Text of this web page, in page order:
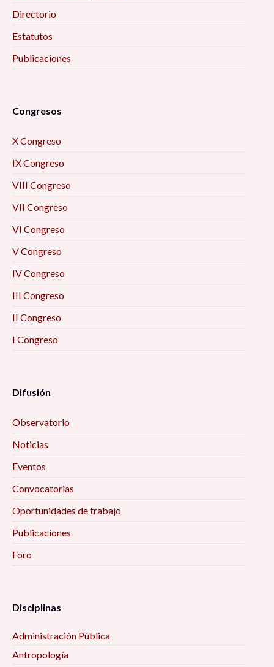
Directorio
Estatutos
Publicaciones
Congresos
X Congreso
IX Congreso
VIII Congreso
VII Congreso
VI Congreso
V Congreso
IV Congreso
III Congreso
II Congreso
I Congreso
Difusión
Observatorio
Noticias
Eventos
Convocatorias
Oportunidades de trabajo
Publicaciones
Foro
Disciplinas
Administración Pública
Antropología